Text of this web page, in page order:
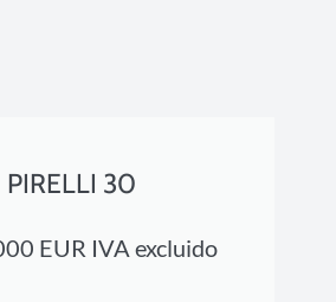
PIRELLI 30
EUR IVA excluido